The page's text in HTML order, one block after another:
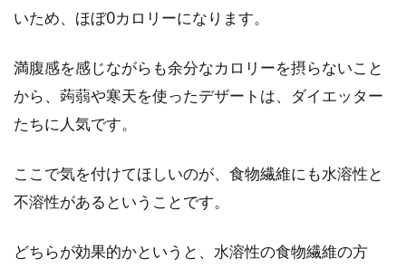
いため、ほぼ0カロリーになります。
満腹感を感じながらも余分なカロリーを摂らないこと
から、蒟蒻や寒天を使ったデザートは、ダイエッター
たちに人気です。
ここで気を付けてほしいのが、食物繊維にも水溶性と
不溶性があるということです。
どちらが効果的かというと、水溶性の食物繊維の方